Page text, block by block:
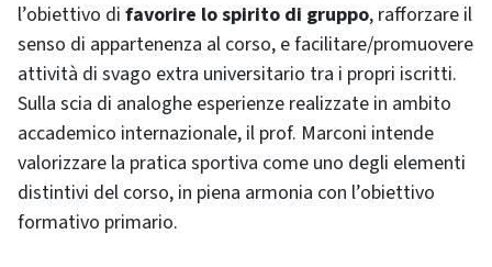
l’obiettivo di favorire lo spirito di gruppo, rafforzare il
senso di appartenenza al corso, e facilitare/promuovere
attività di svago extra universitario tra i propri iscritti.
Sulla scia di analoghe esperienze realizzate in ambito
accademico internazionale, il prof. Marconi intende
valorizzare la pratica sportiva come uno degli elementi
distintivi del corso, in piena armonia con l’obiettivo
formativo primario.